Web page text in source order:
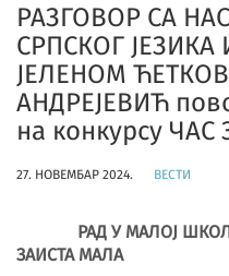
РАЗГОВОР СА
СРПСКОГ
ЈЕЛЕНОМ
АНДРЕЈЕВИЋ
на конкурсу ЧАС
27. НОВЕМБАР 2024. ВЕСТИ
РАД У МАЛОЈ ШКОЛИ
ЗАИСТА МАЛА